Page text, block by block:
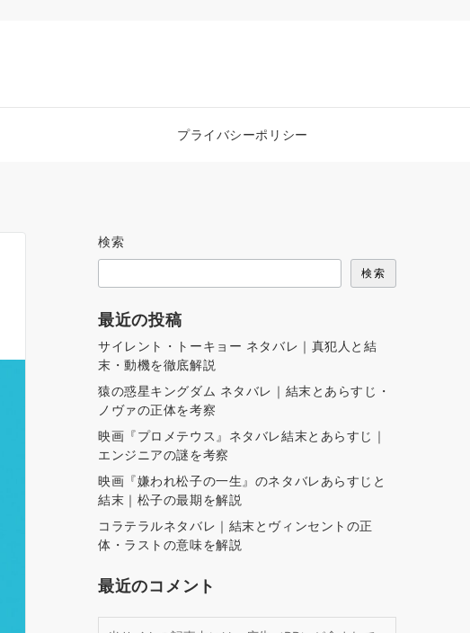
プライバシーポリシー
検索
検索
最近の投稿
サイレント・トーキョー ネタバレ｜真犯人と結
末・動機を徹底解説
猿の惑星キングダム ネタバレ｜結末とあらすじ・
ノヴァの正体を考察
映画『プロメテウス』ネタバレ結末とあらすじ｜
エンジニアの謎を考察
映画『嫌われ松子の一生』のネタバレあらすじと
結末｜松子の最期を解説
コラテラルネタバレ｜結末とヴィンセントの正
体・ラストの意味を解説
最近のコメント